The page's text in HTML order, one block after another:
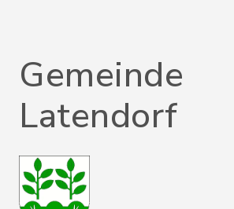
Gemeinde
Latendorf